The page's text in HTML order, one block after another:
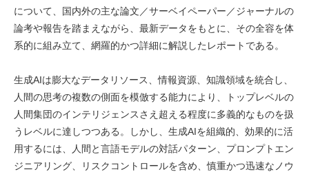
について、国内外の主な論文／サーベイペーパー／ジャーナルの
論考や報告を踏まえながら、最新データをもとに、その全容を体
系的に組み立て、網羅的かつ詳細に解説したレポートである。
生成AIは膨大なデータリソース、情報資源、知識領域を統合し、
人間の思考の複数の側面を模倣する能力により、トップレベルの
人間集団のインテリジェンスさえ超える程度に多義的なものを扱
うレベルに達しつつある。しかし、生成AIを組織的、効果的に活
用するには、人間と言語モデルの対話パターン、プロンプトエン
ジニアリング、リスクコントロールを含め、慎重かつ迅速なノウ